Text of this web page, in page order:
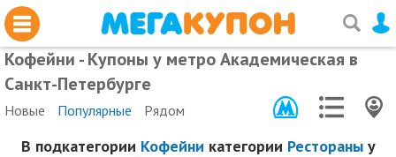
Кофейни - Купоны у метро Академическая в
Санкт-Петербурге
Новые Популярные Рядом
В подкатегории Кофейни категории Рестораныу